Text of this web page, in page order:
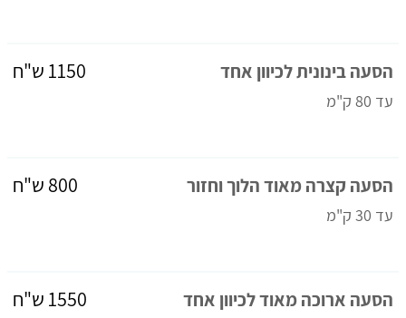
הסעה בינונית לכיוון אחד
עד 80 ק"מ
1150 ש"ח
הסעה קצרה מאוד הלוך וחזור
עד 30 ק"מ
800 ש"ח
הסעה ארוכה מאוד לכיוון אחד 1550 ש"ח